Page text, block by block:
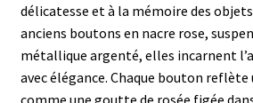
délicatesse et à la mémoire des
anciens boutons en nacre rose,
métallique argenté, elles incarnent
avec élégance. Chaque bouton reflète
comme une goutte de rosée figée